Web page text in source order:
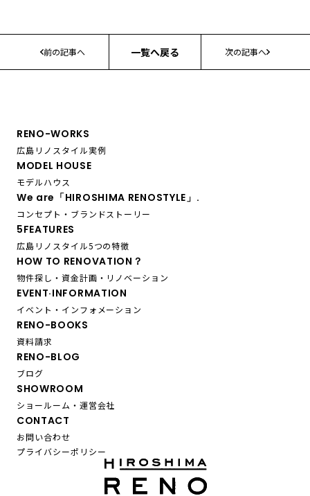
前の記事へ 一覧へ戻る 次の記事へ
RENO-WORKS
広島リノスタイル実例
MODEL HOUSE
モデルハウス
We are「HIROSHIMA RENOSTYLE」.
コンセプト・ブランドストーリー
5FEATURES
広島リノスタイル5つの特徴
HOW TO RENOVATION？
物件探し・資金計画・リノベーション
EVENT·INFORMATION
イベント・インフォメーション
RENO-BOOKS
資料請求
RENO-BLOG
ブログ
SHOWROOM
ショールーム・運営会社
CONTACT
お問い合わせ
プライバシーポリシー